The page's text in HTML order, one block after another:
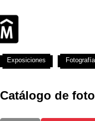
Catálogo de
Exposiciones